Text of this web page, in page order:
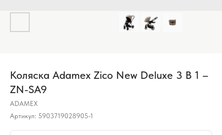
Коляска Adamex Zico New Deluxe 3 В 1 –
ZN-SA9
ADAMEX
Артикул: 5903719028905-1